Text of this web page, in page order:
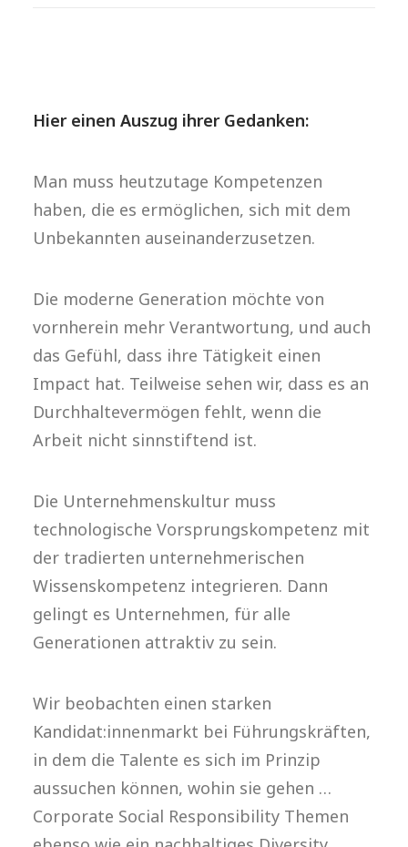
Hier einen Auszug ihrer Gedanken:
Man muss heutzutage Kompetenzen
haben, die es ermöglichen, sich mit dem
Unbekannten auseinanderzusetzen.
Die moderne Generation möchte von
vornherein mehr Verantwortung, und auch
das Gefühl, dass ihre Tätigkeit einen
Impact hat. Teilweise sehen wir, dass es an
Durchhaltevermögen fehlt, wenn die
Arbeit nicht sinnstiftend ist.
Die Unternehmenskultur muss
technologische Vorsprungskompetenz mit
der tradierten unternehmerischen
Wissenskompetenz integrieren. Dann
gelingt es Unternehmen, für alle
Generationen attraktiv zu sein.
Wir beobachten einen starken
Kandidat:innenmarkt bei Führungskräften,
in dem die Talente es sich im Prinzip
aussuchen können, wohin sie gehen …
Corporate Social Responsibility Themen